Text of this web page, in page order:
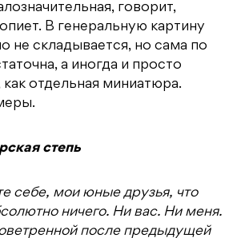
говорит,
В генеральную картину
не складывается, но сама по
а иногда и просто
отдельная миниатюра.
степь
себе, мои юные друзья, что
ничего. Ни вас. Ни меня.
после предыдущей